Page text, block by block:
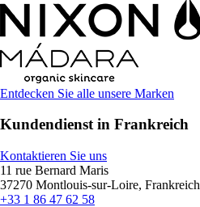
Entdecken Sie alle unsere Marken
Kundendienst in Frankreich
Kontaktieren Sie uns
11 rue Bernard Maris
37270 Montlouis-sur-Loire, Frankreich
+33 1 86 47 62 58